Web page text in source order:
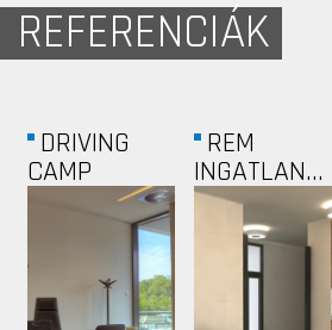
REFERENCIÁK
LOUNGE
EVENT
DIZAIN-
ALUFEX